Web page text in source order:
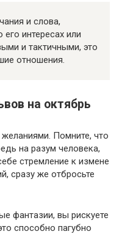
и слова,
интересах или
и тактичными, это
отношения.
на октябрь
Помните, что
на разум человека,
стремление к измене
сразу же отбросьте
фантазии, вы рискуете
способно пагубно